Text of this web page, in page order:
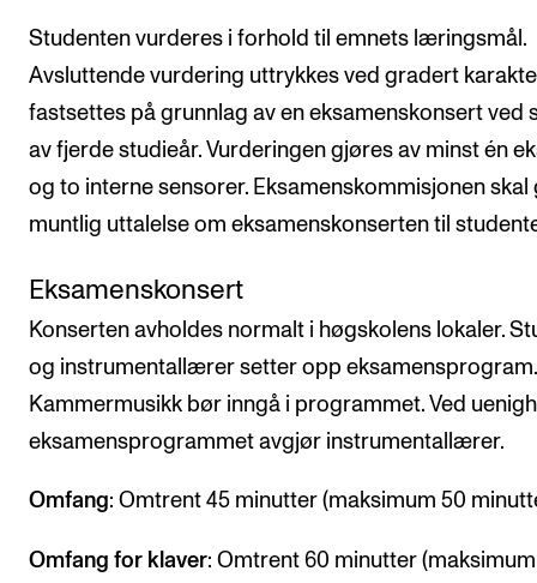
Studenten vurderes i forhold til emnets læringsmål.
Avsluttende vurdering uttrykkes ved gradert
fastsettes på grunnlag av en eksamenskonsert ved
av fjerde studieår. Vurderingen gjøres av minst én
og to interne sensorer. Eksamenskommisjonen skal
muntlig uttalelse om eksamenskonserten til
Eksamenskonsert
Konserten avholdes normalt i høgskolens lokaler.
og instrumentallærer setter opp eksamensprogram.
Kammermusikk bør inngå i programmet. Ved
eksamensprogrammet avgjør instrumentallærer.
Omfang: Omtrent 45 minutter (maksimum 50
Omfang for klaver: Omtrent 60 minutter